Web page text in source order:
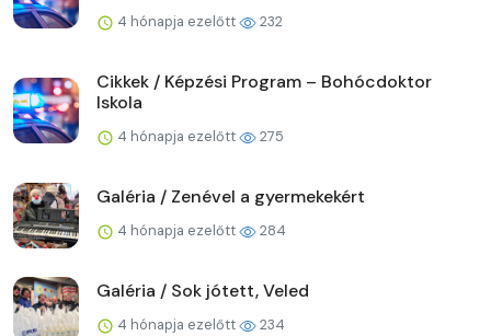
4 hónapja ezelőtt 232
Cikkek / Képzési Program – Bohócdoktor
Iskola
4 hónapja ezelőtt 275
Galéria / Zenével a gyermekekért
4 hónapja ezelőtt 284
Galéria / Sok jótett, Veled
4 hónapja ezelőtt 234